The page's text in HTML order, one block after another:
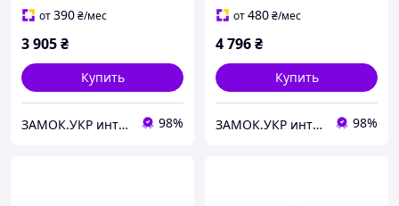
от390₴/мес
3 905₴
Купить
ЗАМОК.УКР интернет-магазин замков и фурнитуры 98%
от480₴/мес
4 796₴
Купить
ЗАМОК.УКР интернет-магазин замков и фурнитуры 98%